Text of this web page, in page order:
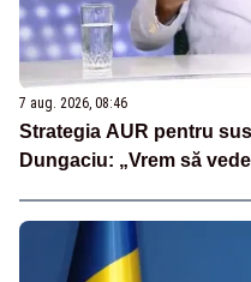
7 aug. 2026, 08:46
Strategia AUR pentru
Dungaciu: „Vrem să